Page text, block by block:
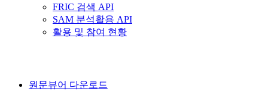
FRIC 검색 API
SAM 분석활용 API
활용 및 참여 현황
원문뷰어 다운로드